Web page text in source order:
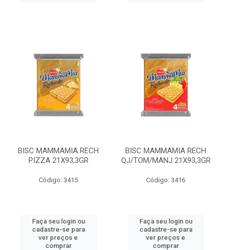
BISC MAMMAMIA RECH
PIZZA 21X93,3GR
Código: 3415
Faça seu login ou
cadastre-se para
ver preços e
comprar
BISC MAMMAMIA RECH
QJ/TOM/MANJ 21X93,3GR
Código: 3416
Faça seu login ou
cadastre-se para
ver preços e
comprar